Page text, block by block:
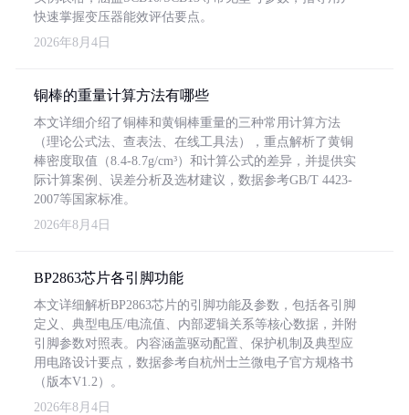
快速掌握变压器能效评估要点。
2026年8月4日
铜棒的重量计算方法有哪些
本文详细介绍了铜棒和黄铜棒重量的三种常用计算方法
（理论公式法、查表法、在线工具法），重点解析了黄铜
棒密度取值（8.4-8.7g/cm³）和计算公式的差异，并提供实
际计算案例、误差分析及选材建议，数据参考GB/T 4423-
2007等国家标准。
2026年8月4日
BP2863芯片各引脚功能
本文详细解析BP2863芯片的引脚功能及参数，包括各引脚
定义、典型电压/电流值、内部逻辑关系等核心数据，并附
引脚参数对照表。内容涵盖驱动配置、保护机制及典型应
用电路设计要点，数据参考自杭州士兰微电子官方规格书
（版本V1.2）。
2026年8月4日